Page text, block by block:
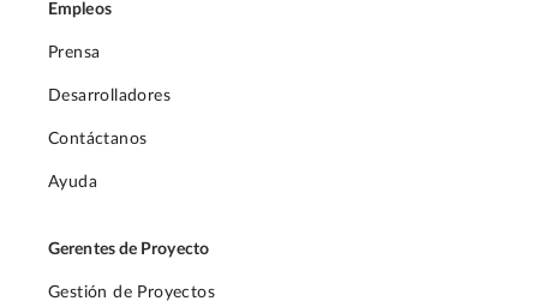
Empleos
Prensa
Desarrolladores
Contáctanos
Ayuda
Gerentes de Proyecto
Gestión de Proyectos